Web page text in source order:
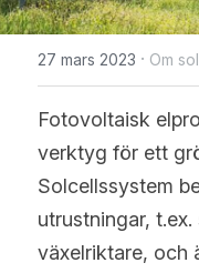
Solceller
Fullt svarta
N-TOPCon
Shingled
Maysun Solar
Italiano
Español
Português
27 mars 2023 · Om
Fotovoltaisk
verktyg för ett
Solcellssystem
utrustningar,
växelriktare, och